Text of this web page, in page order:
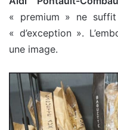
« premium » ne
« d’exception ».
une image.